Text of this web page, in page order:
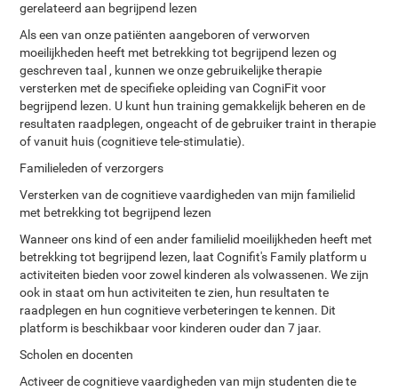
gerelateerd aan begrijpend lezen
Als een van onze patiënten aangeboren of verworven
moeilijkheden heeft met betrekking tot begrijpend lezen og
geschreven taal , kunnen we onze gebruikelijke therapie
versterken met de specifieke opleiding van CogniFit voor
begrijpend lezen. U kunt hun training gemakkelijk beheren en de
resultaten raadplegen, ongeacht of de gebruiker traint in therapie
of vanuit huis (cognitieve tele-stimulatie).
Familieleden of verzorgers
Versterken van de cognitieve vaardigheden van mijn familielid
met betrekking tot begrijpend lezen
Wanneer ons kind of een ander familielid moeilijkheden heeft met
betrekking tot begrijpend lezen, laat Cognifit's Family platform u
activiteiten bieden voor zowel kinderen als volwassenen. We zijn
ook in staat om hun activiteiten te zien, hun resultaten te
raadplegen en hun cognitieve verbeteringen te kennen. Dit
platform is beschikbaar voor kinderen ouder dan 7 jaar.
Scholen en docenten
Activeer de cognitieve vaardigheden van mijn studenten die te